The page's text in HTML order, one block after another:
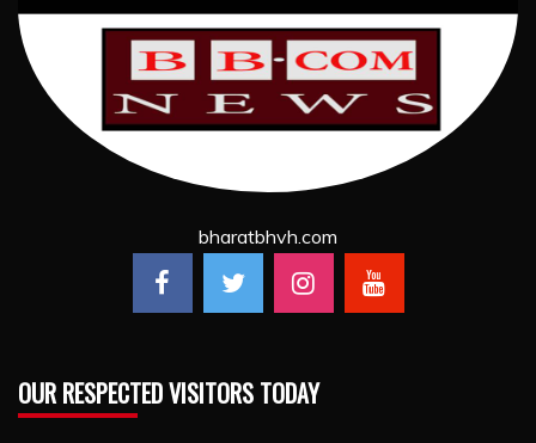
bharatbhvh.com
OUR RESPECTED VISITORS TODAY